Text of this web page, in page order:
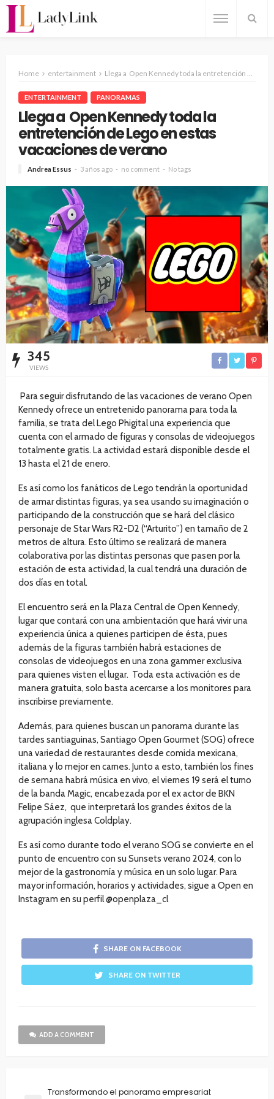
Home entertainment Llega a Open Kennedy toda la entretención de Lego en estas vacaciones de verano
ENTERTAINMENT PANORAMAS
Llega a Open Kennedy toda la
entretención de Lego en estas
vacaciones de verano
Andrea Essus 3 años ago no comment No tags
345
VIEWS
Para seguir disfrutando de las vacaciones de verano Open
Kennedy ofrece un entretenido panorama para toda la
familia, se trata del Lego Phigital una experiencia que
cuenta con el armado de figuras y consolas de videojuegos
totalmente gratis. La actividad estará disponible desde el
13 hasta el 21 de enero.
Es así como los fanáticos de Lego tendrán la oportunidad
de armar distintas figuras, ya sea usando su imaginación o
participando de la construcción que se hará del clásico
personaje de Star Wars R2-D2 (“Arturito”) en tamaño de 2
metros de altura. Esto último se realizará de manera
colaborativa por las distintas personas que pasen por la
estación de esta actividad, la cual tendrá una duración de
dos días en total.
El encuentro será en la Plaza Central de Open Kennedy,
lugar que contará con una ambientación que hará vivir una
experiencia única a quienes participen de ésta, pues
además de la figuras también habrá estaciones de
consolas de videojuegos en una zona gammer exclusiva
para quienes visten el lugar. Toda esta activación es de
manera gratuita, solo basta acercarse a los monitores para
inscribirse previamente.
Además, para quienes buscan un panorama durante las
tardes santiaguinas, Santiago Open Gourmet (SOG) ofrece
una variedad de restaurantes desde comida mexicana,
italiana y lo mejor en carnes. Junto a esto, también los fines
de semana habrá música en vivo, el viernes 19 será el turno
de la banda Magic, encabezada por el ex actor de BKN
Felipe Sáez, que interpretará los grandes éxitos de la
agrupación inglesa Coldplay.
Es así como durante todo el verano SOG se convierte en el
punto de encuentro con su Sunsets verano 2024, con lo
mejor de la gastronomía y música en un solo lugar. Para
mayor información, horarios y actividades, sigue a Open en
Instagram en su perfil @openplaza_cl
SHARE ON FACEBOOK
SHARE ON TWITTER
ADD A COMMENT
Transformando el panorama empresarial: